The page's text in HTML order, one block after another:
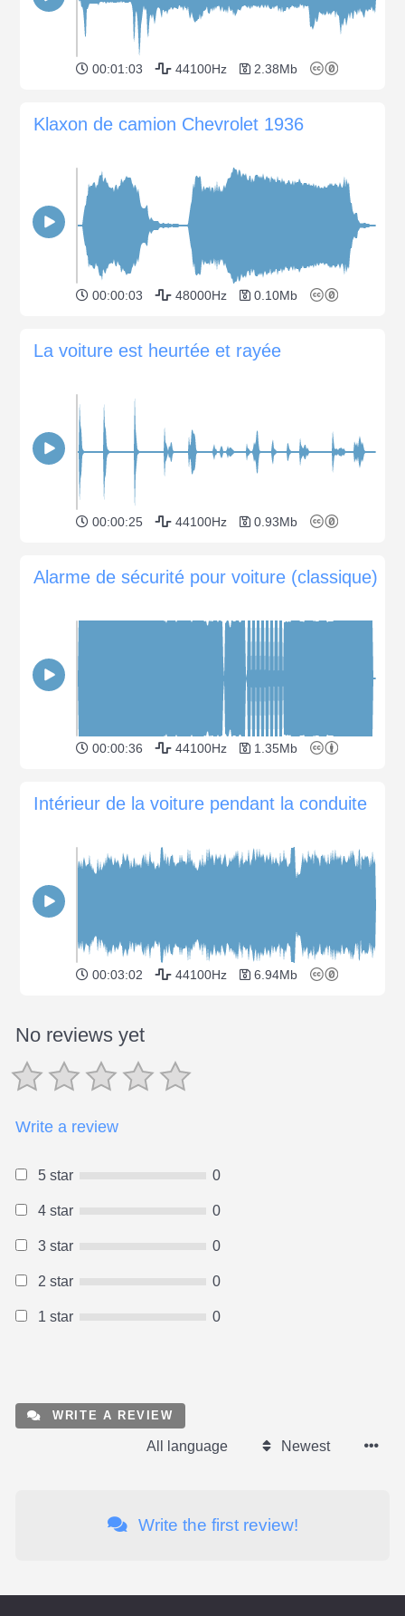
00:01:03 44100Hz 2.38Mb
Klaxon de camion Chevrolet 1936
00:00:03 48000Hz 0.10Mb
La voiture est heurtée et rayée
00:00:25 44100Hz 0.93Mb
Alarme de sécurité pour voiture (classique)
00:00:36 44100Hz 1.35Mb
Intérieur de la voiture pendant la conduite
00:03:02 44100Hz 6.94Mb
No reviews yet
Write a review
5 star 0
4 star 0
3 star 0
2 star 0
1 star 0
WRITE A REVIEW
All language Newest
Write the first review!